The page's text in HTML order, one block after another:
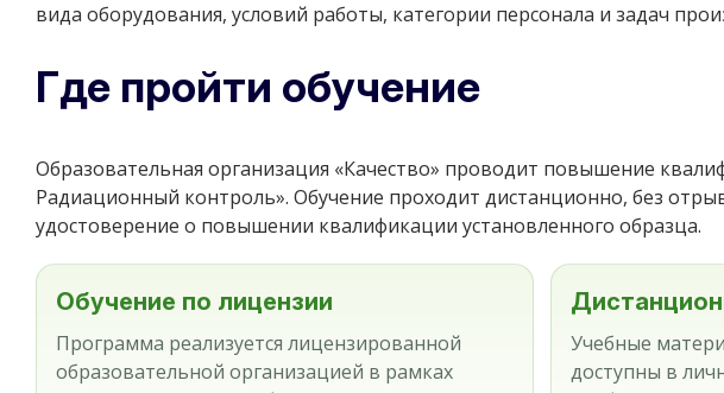
вида оборудования, условий работы, категории персонала и задач
Где пройти обучение
Образовательная организация «Качество» проводит повышение
Радиационный контроль». Обучение проходит дистанционно, без
удостоверение о повышении квалификации установленного образца.
Обучение по лицензии
Программа реализуется лицензированной
образовательной организацией в рамках
Учебные
доступны в